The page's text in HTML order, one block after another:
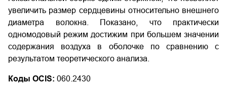
увеличить размер сердцевины относительно внешнего
диаметра волокна. Показано, что практически
одномодовый режим достижим при большем значении
содержания воздуха в оболочке по сравнению с
результатом теоретического анализа.
Коды OCIS: 060.2430